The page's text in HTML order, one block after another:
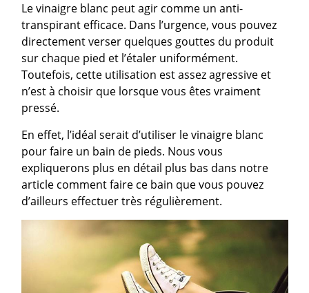
Le vinaigre blanc peut agir comme un anti-
transpirant efficace. Dans l’urgence, vous pouvez
directement verser quelques gouttes du produit
sur chaque pied et l’étaler uniformément.
Toutefois, cette utilisation est assez agressive et
n’est à choisir que lorsque vous êtes vraiment
pressé.
En effet, l’idéal serait d’utiliser le vinaigre blanc
pour faire un bain de pieds. Nous vous
expliquerons plus en détail plus bas dans notre
article comment faire ce bain que vous pouvez
d’ailleurs effectuer très régulièrement.